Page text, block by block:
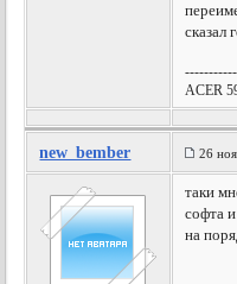
сказал
ACER
new_bember 26
таки
софта
на